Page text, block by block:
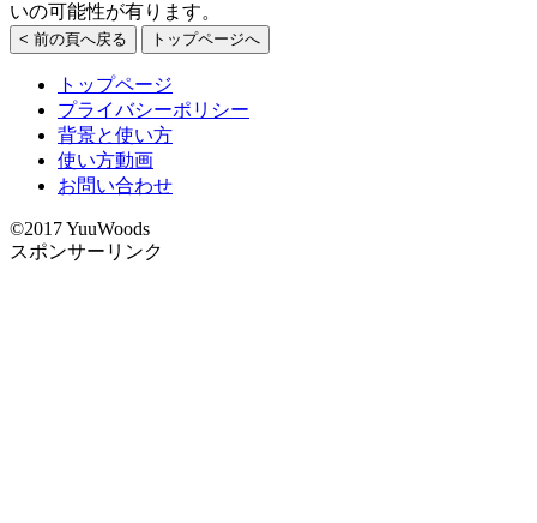
いの可能性が有ります。
< 前の頁へ戻る トップページへ
トップページ
プライバシーポリシー
背景と使い方
使い方動画
お問い合わせ
©2017 YuuWoods
スポンサーリンク